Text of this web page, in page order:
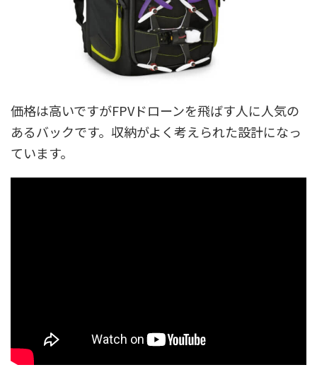
価格は高いですがFPVドローンを飛ばす人に人気の
あるバックです。収納がよく考えられた設計になっ
ています。